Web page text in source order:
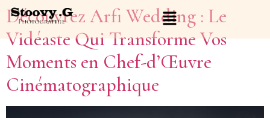
Découvrez Arfi Wedding : Le
Vidéaste Qui Transforme Vos
Moments en Chef-d’Œuvre
Cinématographique